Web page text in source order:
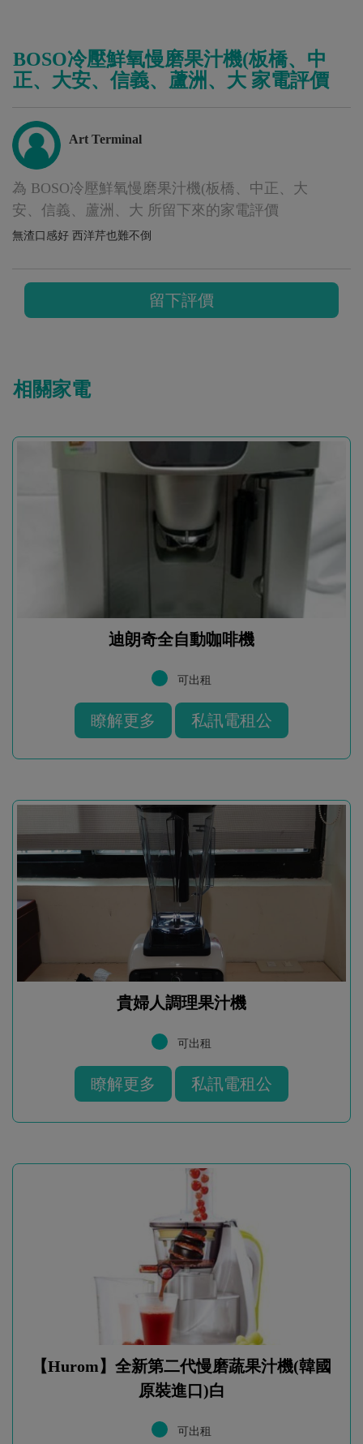
BOSO冷壓鮮氧慢磨果汁機(板橋、中
正、大安、信義、蘆洲、大 家電評價
Art Terminal
為 BOSO冷壓鮮氧慢磨果汁機(板橋、中正、大
安、信義、蘆洲、大 所留下來的家電評價
無渣口感好 西洋芹也難不倒
留下評價
相關家電
迪朗奇全自動咖啡機
可出租
瞭解更多 私訊電租公
貴婦人調理果汁機
可出租
瞭解更多 私訊電租公
【Hurom】全新第二代慢磨蔬果汁機(韓國
原裝進口)白
可出租